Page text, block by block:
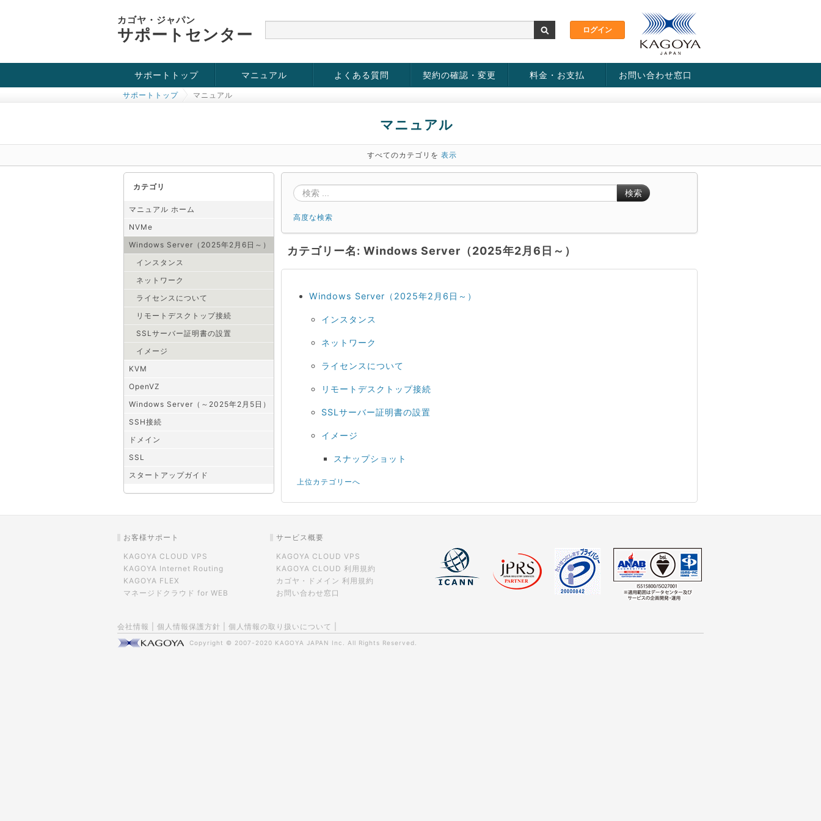
カゴヤ・ジャパン
サポートセンター
サポートトップ
お役立ち情報
チュートリアル
障害・メンテナンス情報
マニュアル
KVM
OpenVZ
Windows Server
SSH接続
ドメイン
SSL
よくある質問 契約の確認・変更 料金・お支払 お問い合わせ窓口
サポートトップ マニュアル
マニュアル
すべてのカテゴリを 表示
カテゴリ
マニュアル ホーム
NVMe
Windows Server（2025年2月6日～）
インスタンス
ネットワーク
ライセンスについて
リモートデスクトップ接続
SSLサーバー証明書の設置
イメージ
KVM
OpenVZ
Windows Server（～2025年2月5日）
SSH接続
ドメイン
SSL
スタートアップガイド
検索
高度な検索
カテゴリー名: Windows Server（2025年2月6日～）
Windows Server（2025年2月6日～）
インスタンス
ネットワーク
ライセンスについて
リモートデスクトップ接続
SSLサーバー証明書の設置
イメージ
スナップショット
上位カテゴリーへ
お客様サポート
KAGOYA CLOUD VPS
KAGOYA Internet Routing
KAGOYA FLEX
マネージドクラウド for WEB
サービス概要
KAGOYA CLOUD VPS
KAGOYA CLOUD 利用規約
カゴヤ・ドメイン 利用規約
お問い合わせ窓口
会社情報 個人情報保護方針 個人情報の取り扱いについて
Copyright © 2007-2020 KAGOYA JAPAN Inc. All Rights Reserved.